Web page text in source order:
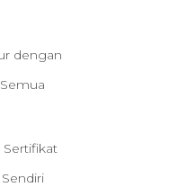
dengan
Sertifikat